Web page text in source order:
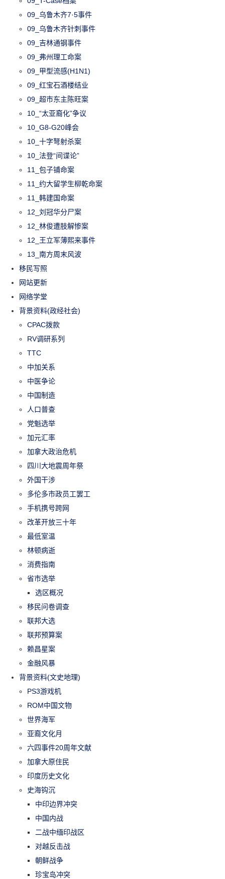
09_乌鲁木齐7·5事件
09_乌鲁木齐针刺事件
09_吉林通钢事件
09_弗州理工命案
09_甲型流感(H1N1)
09_红宝石酒楼结业
09_超市东主陈旺案
10_“太亚裔化”争议
10_G8-G20峰会
10_十字弩射杀案
10_法登“间谍论”
11_包子铺命案
11_约大留学生柳乾命案
11_韩建国命案
12_刘冠华分尸案
12_林俊遭肢解惨案
12_王立军薄熙来事件
13_南方周末风波
移民写照
网站更新
网络学堂
背景资料(政经社会)
CPAC拨款
RV调研系列
TTC
中加关系
中医争论
中国制造
人口普查
党魁选举
加元汇率
加拿大政治危机
四川大地震周年祭
外国干涉
多伦多市政员工罢工
手机携号跨网
改革开放三十年
最低室温
林顿病逝
消费指南
省市选举
选区概况
移民问卷调查
联邦大选
联邦预算案
赖昌星案
金融风暴
背景资料(文史地理)
PS3游戏机
ROM中国文物
世界海军
亚裔文化月
六四事件20周年文献
加拿大原住民
印度历史文化
史海钩沉
中印边界冲突
中国内战
二战中缅印战区
对越反击战
朝鲜战争
珍宝岛冲突